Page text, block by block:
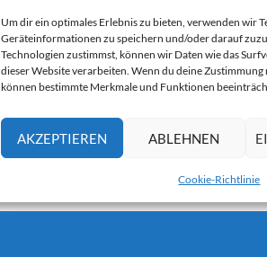
Um dir ein optimales Erlebnis zu bieten, verwenden wir
Geräteinformationen zu speichern und/oder darauf
Technologien zustimmst, können wir Daten wie das
dieser Website verarbeiten. Wenn du deine
können bestimmte Merkmale und Funktionen
AKZEPTIEREN ABLEHNEN
Cookie-Richtlinie